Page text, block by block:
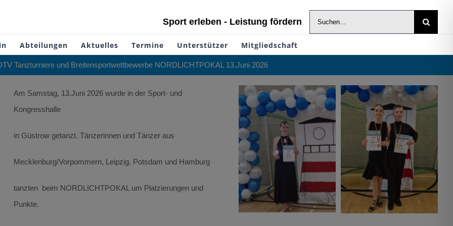
Sport erleben - Leistung fördern
Suche
nach:
Abteilungen Aktuelles Termine Unterstützer Mitgliedschaft
Tanzturniere und Breitensportwettbewerbe NORDLICHTPOKAL 13.Juni 2026
Am Samstag, 13.Juni 2026 wurde in der Sport- und
Kongresshalle
in Güstrow getanzt. Tänzerinnen und Tänzer aus
Mecklenburg/Vorpommern, Leipzig, Potsdam und Hamburg
tanzten beim NORDLICHTPOKAL um Platzierungen und
Punkte.